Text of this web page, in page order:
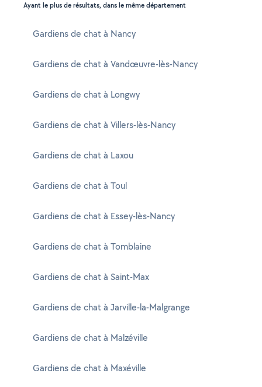
Ayant le plus de résultats, dans le même département
Gardiens de chat à Nancy
Gardiens de chat à Vandœuvre-lès-Nancy
Gardiens de chat à Longwy
Gardiens de chat à Villers-lès-Nancy
Gardiens de chat à Laxou
Gardiens de chat à Toul
Gardiens de chat à Essey-lès-Nancy
Gardiens de chat à Tomblaine
Gardiens de chat à Saint-Max
Gardiens de chat à Jarville-la-Malgrange
Gardiens de chat à Malzéville
Gardiens de chat à Maxéville